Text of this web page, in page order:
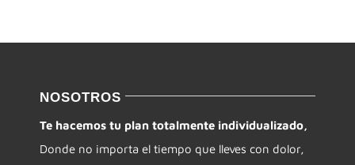
NOSOTROS
Te hacemos tu plan totalmente individualizado,
Donde no importa el tiempo que lleves con dolor,